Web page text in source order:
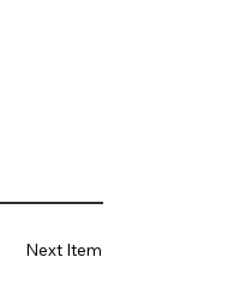
Next Item